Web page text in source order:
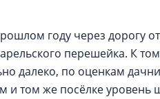
году через дорогу
перешейка. К
далеко, по оценкам
и том же посёлке уровень